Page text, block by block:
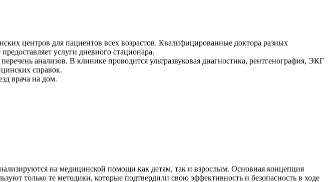
центров для пациентов всех возрастов. Квалифицированные доктора разных
услуги дневного стационара.
анализов. В клинике проводится ультразвуковая диагностика, рентгенография, ЭКГ
справок.
врача на дом.
на медицинской помощи как детям, так и взрослым. Основная концепция
только те методики, которые подтвердили свою эффективность и безопасность в ходе